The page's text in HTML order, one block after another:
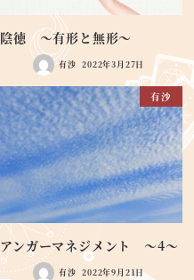
陰徳 ～有形と無形～
有沙 2022年3月27日
有沙
アンガーマネジメント ～4～
有沙 2022年9月21日